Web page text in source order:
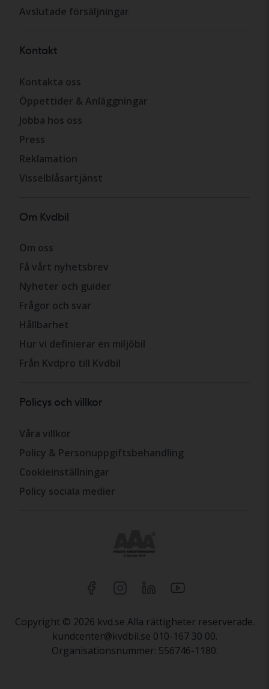
Avslutade försäljningar
Kontakt
Kontakta oss
Öppettider & Anläggningar
Jobba hos oss
Press
Reklamation
Visselblåsartjänst
Om Kvdbil
Om oss
Få vårt nyhetsbrev
Nyheter och guider
Frågor och svar
Hållbarhet
Hur vi definierar en miljöbil
Från Kvdpro till Kvdbil
Policys och villkor
Våra villkor
Policy & Personuppgiftsbehandling
Cookieinställningar
Policy sociala medier
Copyright © 2026 kvd.se Alla rättigheter reserverade.
kundcenter@kvdbil.se 010-167 30 00.
Organisationsnummer: 556746-1180.